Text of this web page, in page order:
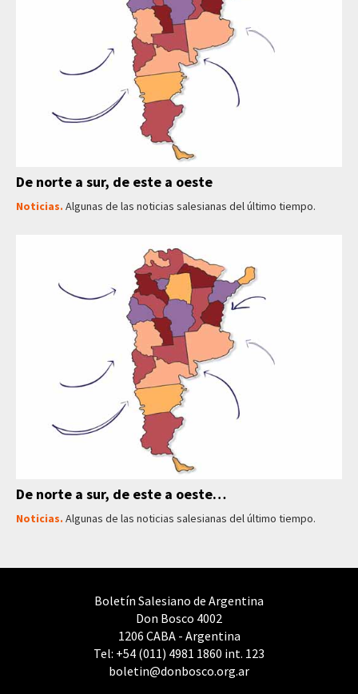
De norte a sur, de este a oeste
Noticias. Algunas de las noticias salesianas del último tiempo.
De norte a sur, de este a oeste…
Noticias. Algunas de las noticias salesianas del último tiempo.
Boletín Salesiano de Argentina
Don Bosco 4002
1206 CABA - Argentina
Tel: +54 (011) 4981 1860 int. 123
boletin@donbosco.org.ar